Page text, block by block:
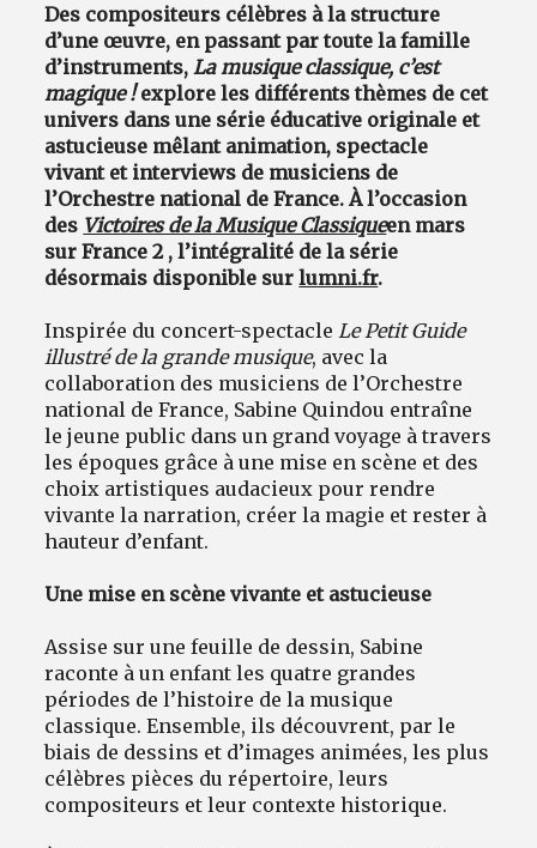
Des compositeurs célèbres à la structure
d’une œuvre, en passant par toute la famille
d’instruments, La musique classique, c’est
magique ! explore les différents thèmes de cet
univers dans une série éducative originale et
astucieuse mêlant animation, spectacle
vivant et interviews de musiciens de
l’Orchestre national de France. À l’occasion
des Victoires de la Musique Classiqueen mars
sur France 2 , l’intégralité de la série
désormais disponible surlumni.fr.
Inspirée du concert-spectacle Le Petit Guide
illustré de la grande musique, avec la
collaboration des musiciens de l’Orchestre
national de France, Sabine Quindou entraîne
le jeune public dans un grand voyage à travers
les époques grâce à une mise en scène et des
choix artistiques audacieux pour rendre
vivante la narration, créer la magie et rester à
hauteur d’enfant.
Une mise en scène vivante et astucieuse
Assise sur une feuille de dessin, Sabine
raconte à un enfant les quatre grandes
périodes de l’histoire de la musique
classique. Ensemble, ils découvrent, par le
biais de dessins et d’images animées, les plus
célèbres pièces du répertoire, leurs
compositeurs et leur contexte historique.